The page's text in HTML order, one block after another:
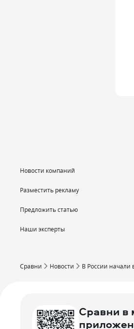
Новости компаний
Разместить рекламу
Предложить статью
Наши эксперты
Сравни Новости В России начали
Сравни в